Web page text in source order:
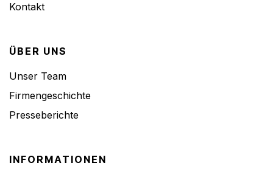
Kontakt
ÜBER UNS
Unser Team
Firmengeschichte
Presseberichte
INFORMATIONEN